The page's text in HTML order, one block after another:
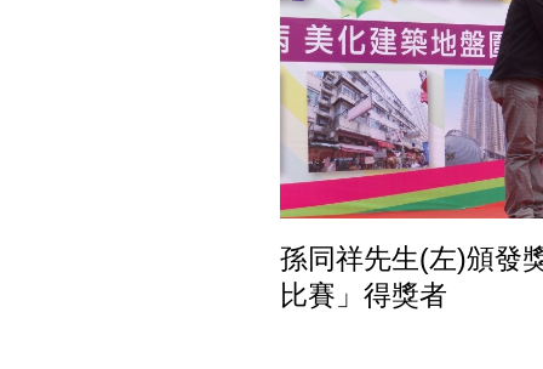
孫同祥先生(左)頒發
比賽」得獎者